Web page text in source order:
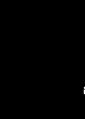
VIRTUELNA